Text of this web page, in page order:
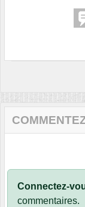
Connectez-
commentaires.